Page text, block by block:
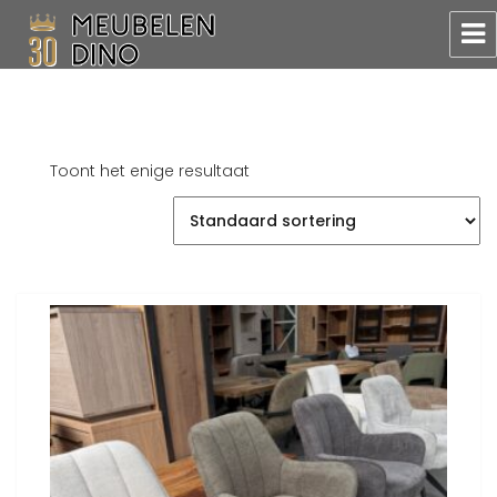
Toont het enige resultaat